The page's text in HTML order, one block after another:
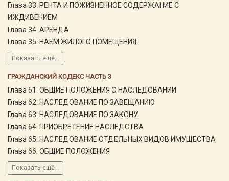
Глава 33. РЕНТА И ПОЖИЗНЕННОЕ СОДЕРЖАНИЕ С
ИЖДИВЕНИЕМ
Глава 34. АРЕНДА
Глава 35. НАЕМ ЖИЛОГО ПОМЕЩЕНИЯ
Показать ещё...
ГРАЖДАНСКИЙ КОДЕКС ЧАСТЬ 3
Глава 61. ОБЩИЕ ПОЛОЖЕНИЯ О НАСЛЕДОВАНИИ
Глава 62. НАСЛЕДОВАНИЕ ПО ЗАВЕЩАНИЮ
Глава 63. НАСЛЕДОВАНИЕ ПО ЗАКОНУ
Глава 64. ПРИОБРЕТЕНИЕ НАСЛЕДСТВА
Глава 65. НАСЛЕДОВАНИЕ ОТДЕЛЬНЫХ ВИДОВ ИМУЩЕСТВА
Глава 66. ОБЩИЕ ПОЛОЖЕНИЯ
Показать ещё...